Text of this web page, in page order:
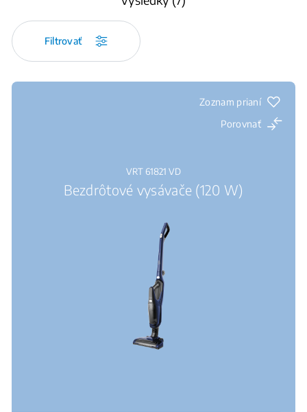
Filtrovať
Zoznam prianí
Porovnať
VRT 61821 VD
Bezdrôtové vysávače (120 W)